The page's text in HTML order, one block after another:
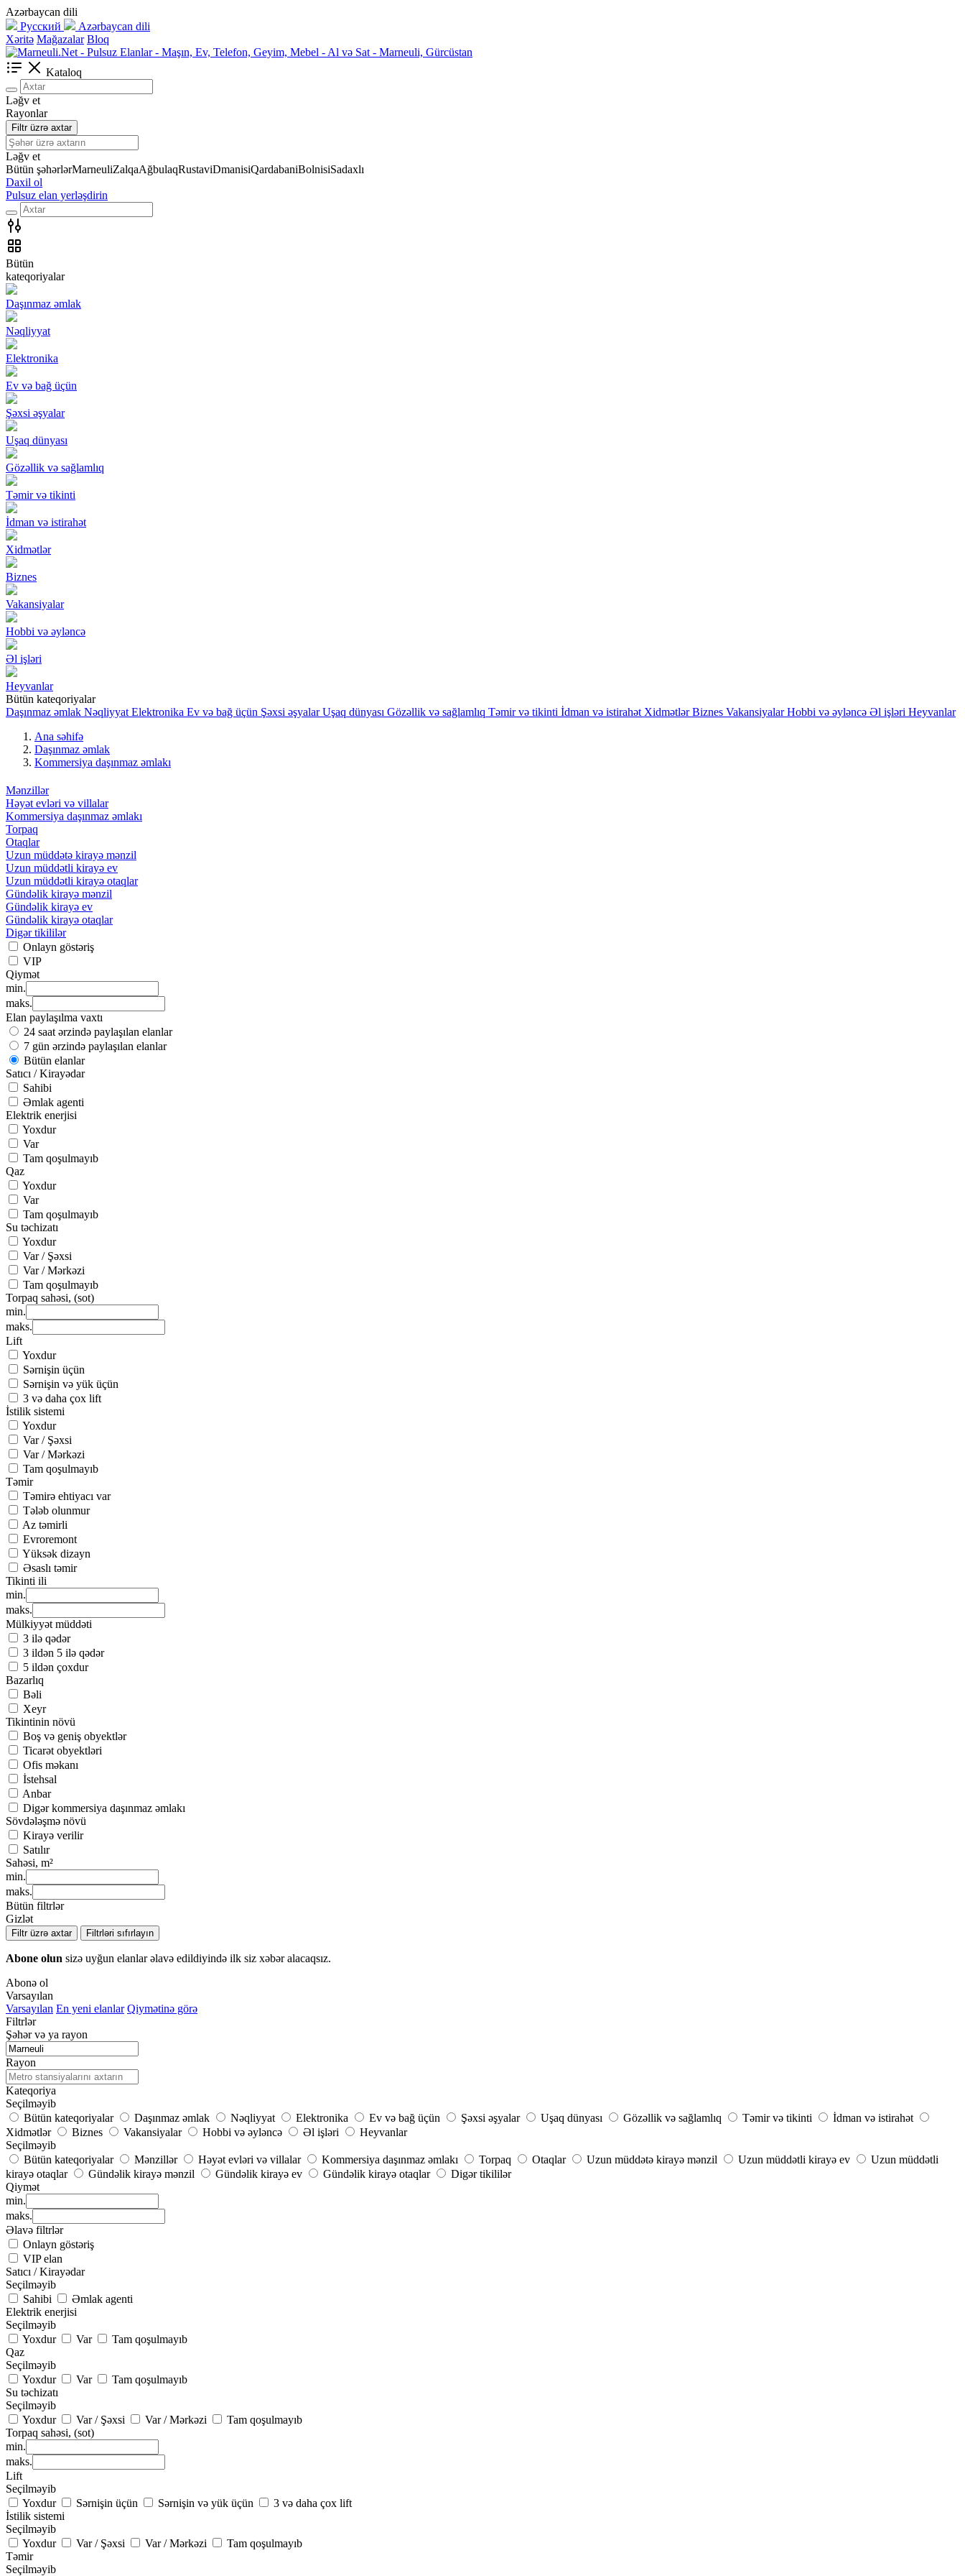
Azərbaycan dili
Русский
Azərbaycan dili
Xəritə Mağazalar Bloq
Kataloq
Ləğv et
Rayonlar
Filtr üzrə axtar
Ləğv et
Bütün şəhərlərMarneuliZalqaAğbulaqRustaviDmanisiQardabaniBolnisiSadaxlı
Daxil ol
Pulsuz elan yerləşdirin
Bütün
kateqoriyalar
Daşınmaz əmlak
Nəqliyyat
Elektronika
Ev və bağ üçün
Şəxsi əşyalar
Uşaq dünyası
Gözəllik və sağlamlıq
Təmir və tikinti
İdman və istirahət
Xidmətlər
Biznes
Vakansiyalar
Hobbi və əyləncə
Əl işləri
Heyvanlar
Bütün kateqoriyalar
Daşınmaz əmlak Nəqliyyat Elektronika Ev və bağ üçün Şəxsi əşyalar Uşaq dünyası Gözəllik və sağlamlıq Təmir və tikinti İdman və istirahət Xidmətlər Biznes Vakansiyalar Hobbi və əyləncə Əl işləri Heyvanlar
Ana səhifə
Daşınmaz əmlak
Kommersiya daşınmaz əmlakı
Mənzillər
Həyət evləri və villalar
Kommersiya daşınmaz əmlakı
Torpaq
Otaqlar
Uzun müddətə kirayə mənzil
Uzun müddətli kirayə ev
Uzun müddətli kirayə otaqlar
Gündəlik kirayə mənzil
Gündəlik kirayə ev
Gündəlik kirayə otaqlar
Digər tikililər
Onlayn göstəriş
VIP
Qiymət
min.
maks.
Elan paylaşılma vaxtı
24 saat ərzində paylaşılan elanlar
7 gün ərzində paylaşılan elanlar
Bütün elanlar
Satıcı / Kirayədar
Sahibi
Əmlak agenti
Elektrik enerjisi
Yoxdur
Var
Tam qoşulmayıb
Qaz
Yoxdur
Var
Tam qoşulmayıb
Su təchizatı
Yoxdur
Var / Şəxsi
Var / Mərkəzi
Tam qoşulmayıb
Torpaq sahəsi, (sot)
min.
maks.
Lift
Yoxdur
Sərnişin üçün
Sərnişin və yük üçün
3 və daha çox lift
İstilik sistemi
Yoxdur
Var / Şəxsi
Var / Mərkəzi
Tam qoşulmayıb
Təmir
Təmirə ehtiyacı var
Tələb olunmur
Az təmirli
Evroremont
Yüksək dizayn
Əsaslı təmir
Tikinti ili
min.
maks.
Mülkiyyət müddəti
3 ilə qədər
3 ildən 5 ilə qədər
5 ildən çoxdur
Bazarlıq
Bəli
Xeyr
Tikintinin növü
Boş və geniş obyektlər
Ticarət obyektləri
Ofis məkanı
İstehsal
Anbar
Digər kommersiya daşınmaz əmlakı
Sövdələşmə növü
Kirayə verilir
Satılır
Sahəsi, m²
min.
maks.
Bütün filtrlər
Gizlət
Filtr üzrə axtar Filtrləri sıfırlayın
Abone olun sizə uyğun elanlar əlavə edildiyində ilk siz xəbər alacaqsız.
Abonə ol
Varsayılan
Varsayılan En yeni elanlar Qiymətinə görə
Filtrlər
Şəhər və ya rayon
Rayon
Kateqoriya
Seçilməyib
Bütün kateqoriyalar
Daşınmaz əmlak Nəqliyyat Elektronika Ev və bağ üçün Şəxsi əşyalar Uşaq dünyası Gözəllik və sağlamlıq Təmir və tikinti
İdman və istirahət
Xidmətlər
Biznes Vakansiyalar Hobbi və əyləncə Əl işləri
Heyvanlar
Seçilməyib
Bütün kateqoriyalar
Mənzillər Həyət evləri və villalar Kommersiya daşınmaz əmlakı Torpaq Otaqlar Uzun müddətə kirayə mənzil Uzun müddətli kirayə ev
Uzun müddətli
kirayə otaqlar
Gündəlik kirayə mənzil Gündəlik kirayə ev Gündəlik kirayə otaqlar
Digər tikililər
Qiymət
min.
maks.
Əlavə filtrlər
Onlayn göstəriş
VIP elan
Satıcı / Kirayədar
Seçilməyib
Sahibi
Əmlak agenti
Elektrik enerjisi
Seçilməyib
Yoxdur
Var
Tam qoşulmayıb
Qaz
Seçilməyib
Yoxdur
Var
Tam qoşulmayıb
Su təchizatı
Seçilməyib
Yoxdur
Var / Şəxsi Var / Mərkəzi
Tam qoşulmayıb
Torpaq sahəsi, (sot)
min.
maks.
Lift
Seçilməyib
Yoxdur
Sərnişin üçün Sərnişin və yük üçün
3 və daha çox lift
İstilik sistemi
Seçilməyib
Yoxdur
Var / Şəxsi Var / Mərkəzi
Tam qoşulmayıb
Təmir
Seçilməyib